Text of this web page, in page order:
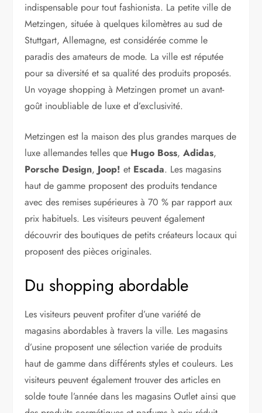
indispensable pour tout fashionista. La petite ville de
Metzingen, située à quelques kilomètres au sud de
Stuttgart, Allemagne, est considérée comme le
paradis des amateurs de mode. La ville est réputée
pour sa diversité et sa qualité des produits proposés.
Un voyage shopping à Metzingen promet un avant-
goût inoubliable de luxe et d’exclusivité.
Metzingen est la maison des plus grandes marques de
luxe allemandes telles que Hugo Boss,Adidas,
Porsche Design, Joop! et Escada. Les magasins
haut de gamme proposent des produits tendance
avec des remises supérieures à 70 % par rapport aux
prix habituels. Les visiteurs peuvent également
découvrir des boutiques de petits créateurs locaux qui
proposent des pièces originales.
Du shopping abordable
Les visiteurs peuvent profiter d’une variété de
magasins abordables à travers la ville. Les magasins
d’usine proposent une sélection variée de produits
haut de gamme dans différents styles et couleurs. Les
visiteurs peuvent également trouver des articles en
solde toute l’année dans les magasins Outlet ainsi que